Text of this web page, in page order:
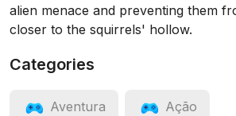
alien menace and preventing them
closer to the squirrels' hollow.
Categories
Aventura Ação